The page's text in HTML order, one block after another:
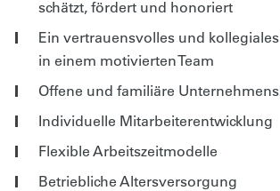
schätzt, fördert und honoriert
Ein vertrauensvolles und
in einem motivierten Team
Offene und familiäre
Individuelle Mitarbeiterentwicklung
Flexible Arbeitszeitmodelle
Betriebliche Altersversorgung